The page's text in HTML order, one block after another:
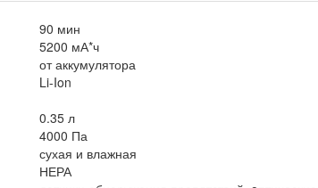
90 мин
5200 мА*ч
от аккумулятора
Li-Ion
0.35 л
4000 Па
сухая и влажная
НЕРА